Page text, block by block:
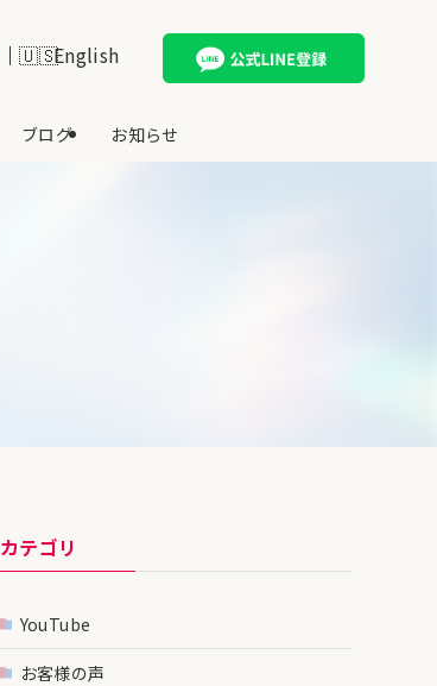
ブログ お知らせ
English
カテゴリ
YouTube
お客様の声